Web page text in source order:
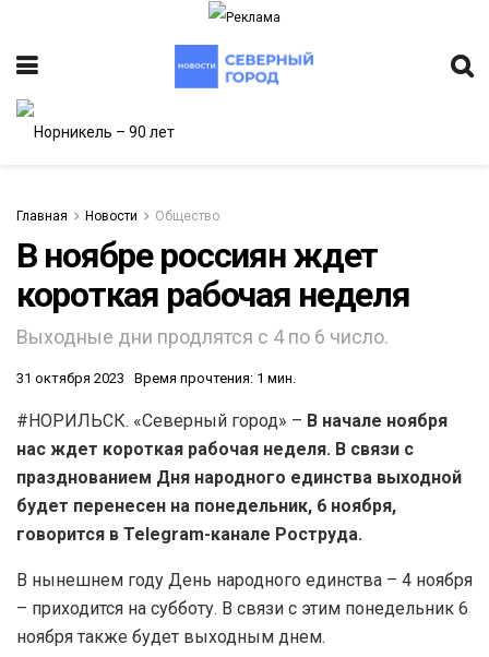
Главная Новости Общество
В ноябре россиян ждет
короткая рабочая неделя
Выходные дни продлятся с 4 по 6 число.
31 октября 2023 Время прочтения: 1 мин.
#НОРИЛЬСК. «Северный город» – В начале ноября
нас ждет короткая рабочая неделя. В связи с
празднованием Дня народного единства выходной
будет перенесен на понедельник, 6 ноября,
говорится в Telegram-канале Роструда.
В нынешнем году День народного единства – 4 ноября
– приходится на субботу. В связи с этим понедельник 6
ноября также будет выходным днем.